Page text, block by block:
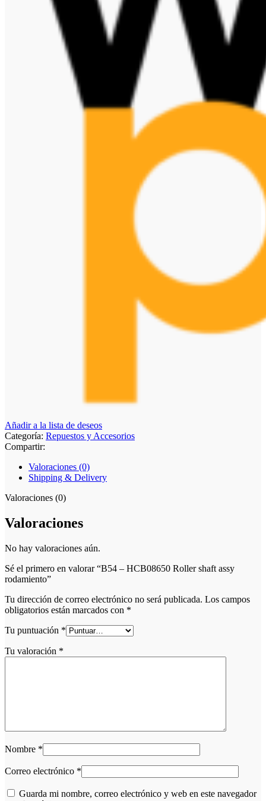
Añadir a la lista de deseos
Categoría: Repuestos y Accesorios
Compartir:
Valoraciones (0)
Shipping & Delivery
Valoraciones (0)
Valoraciones
No hay valoraciones aún.
Sé el primero en valorar “B54 – HCB08650 Roller shaft assy
rodamiento”
Tu dirección de correo electrónico no será publicada. Los campos
obligatorios están marcados con *
Tu puntuación *
Tu valoración *
Nombre *
Correo electrónico *
Guarda mi nombre, correo electrónico y web en este navegador